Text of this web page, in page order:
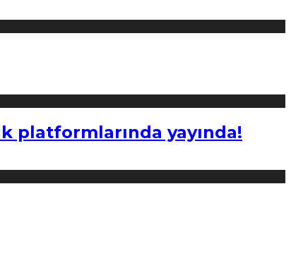
platformlarında yayında!